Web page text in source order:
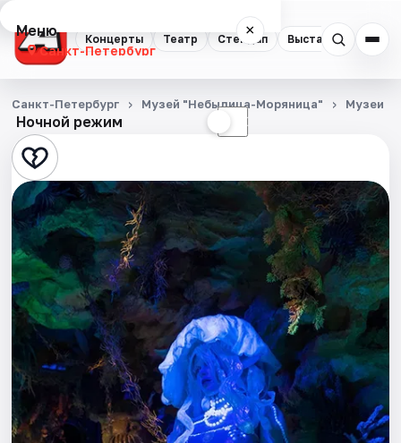
Концерты Театр Стендап Выставки
Меню ×
Санкт-Петербург
Концерты
Театр
Стендап
Выставки
Квесты
Экскурсии
Спорт
События
Ночной режим ☾
Санкт-Петербург Музей "Небылица-Моряница" Музеи